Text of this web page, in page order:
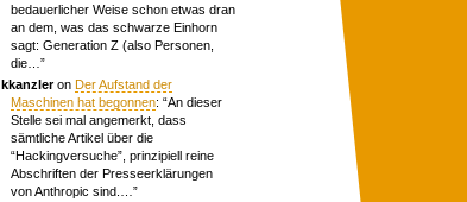
bedauerlicher Weise schon etwas dran
an dem, was das schwarze Einhorn
sagt: Generation Z (also Personen,
die… ”
kkanzleronDer Aufstand der
Maschinen hat begonnen: “An dieser
Stelle sei mal angemerkt, dass
sämtliche Artikel über die
“Hackingversuche”, prinzipiell reine
Abschriften der Presseerklärungen
von Anthropic sind.… ”